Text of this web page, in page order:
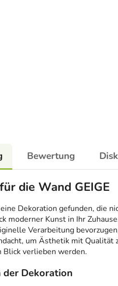
Bewertung
die Wand GEIGE
Dekoration gefunden, die
moderner Kunst in Ihr
Verarbeitung
um Ästhetik mit Qualität
Blick verlieben werden.
der Dekoration